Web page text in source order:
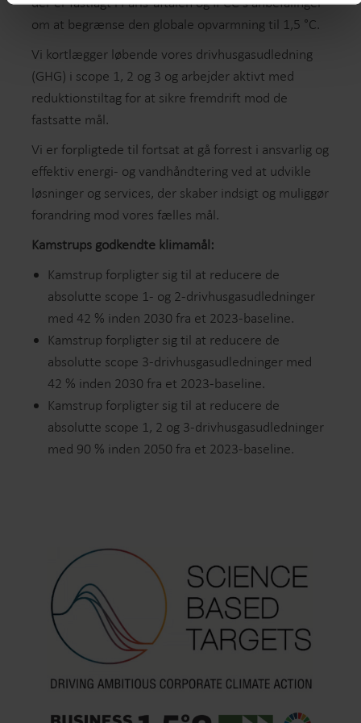
om at begrænse den globale opvarmning til 1,5 °C.
Vi kortlægger løbende vores drivhusgasudledning
(GHG) i scope 1, 2 og 3 og arbejder aktivt med
reduktionstiltag for at sikre fremdrift mod de
fastsatte mål.
Vi er forpligtede til fortsat at gå forrest i ansvarlig og
effektiv energi- og vandhåndtering ved at udvikle
løsninger og services, der skaber indsigt og muliggør
forandring mod vores fælles mål.
Kamstrups godkendte klimamål:
Kamstrup forpligter sig til at reducere de
absolutte scope 1- og 2-drivhusgasudledninger
med 42 % inden 2030 fra et 2023-baseline.
Kamstrup forpligter sig til at reducere de
absolutte scope 3-drivhusgasudledninger med
42 % inden 2030 fra et 2023-baseline.
Kamstrup forpligter sig til at reducere de
absolutte scope 1, 2 og 3-drivhusgasudledninger
med 90 % inden 2050 fra et 2023-baseline.